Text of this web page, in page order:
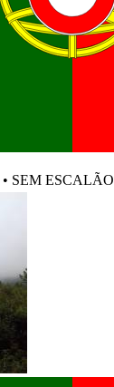
• SEM ESCALÃO